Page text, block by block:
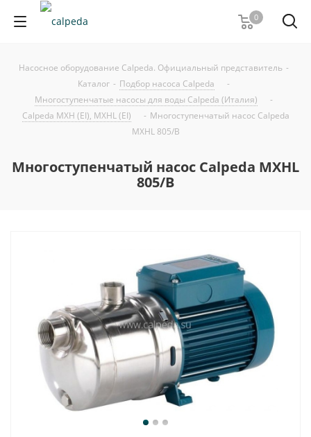
0
Насосное оборудование Calpeda. Официальный представитель -
Каталог - Подбор насоса Calpeda
-
Многоступенчатые насосы для воды Calpeda (Италия)
-
Calpeda MXH (EI), MXHL (EI)
- Многоступенчатый насос Calpeda
MXHL 805/B
Многоступенчатый насос Calpeda MXHL
805/B